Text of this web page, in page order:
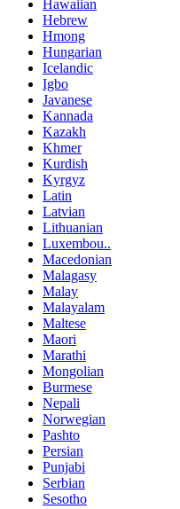
Hawaiian
Hebrew
Hmong
Hungarian
Icelandic
Igbo
Javanese
Kannada
Kazakh
Khmer
Kurdish
Kyrgyz
Latin
Latvian
Lithuanian
Luxembou..
Macedonian
Malagasy
Malay
Malayalam
Maltese
Maori
Marathi
Mongolian
Burmese
Nepali
Norwegian
Pashto
Persian
Punjabi
Serbian
Sesotho